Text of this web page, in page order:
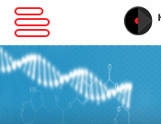
VBA Excel
Excel Cơ Bản